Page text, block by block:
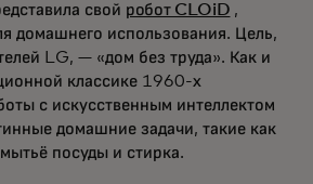
свой робот CLOiD ,
домашнего использования. Цель,
LG, — «дом без труда». Как и
классике 1960-х
с искусственным интеллектом
домашние задачи, такие как
посуды и стирка.